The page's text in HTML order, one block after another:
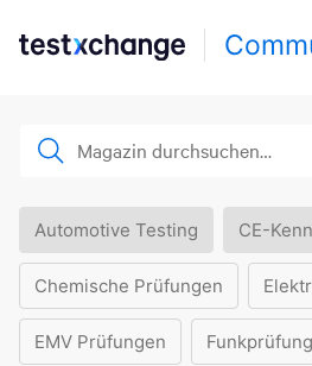
Automotive Testing CE-
Chemische Prüfungen
EMV Prüfungen